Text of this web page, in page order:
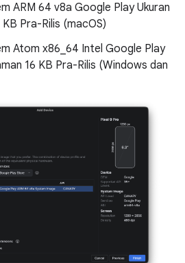
ARM 64 v8a Google Play Ukuran
KB Pra-Rilis (macOS)
Atom x86_64 Intel Google Play
16 KB Pra-Rilis (Windows dan